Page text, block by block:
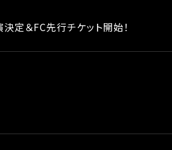
定＆FC先行チケット開始！